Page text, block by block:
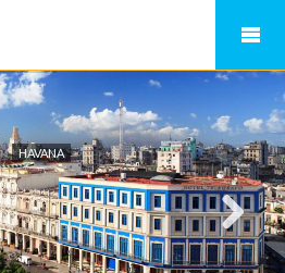
HAVANA